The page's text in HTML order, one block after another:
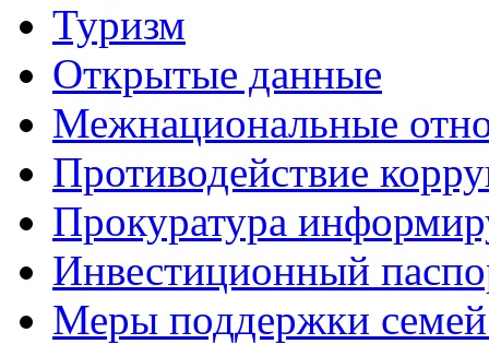
Туризм
Открытые данные
Межнациональные
Противодействие
Прокуратура
Инвестиционный
Меры поддержки